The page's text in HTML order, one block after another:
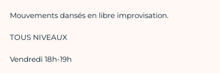
Mouvements dansés en libre improvisation.
TOUS NIVEAUX
Vendredi 18h-19h